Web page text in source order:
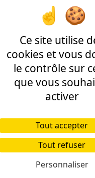
Voir
>> Fonds des familles
d'un règlement
les héritiers
privée inédite
1891
citée
Voir
Ce site utilise
cookies et vous
le contrôle sur
que vous
activer
Tout accepter
Tout refuser
Personnaliser